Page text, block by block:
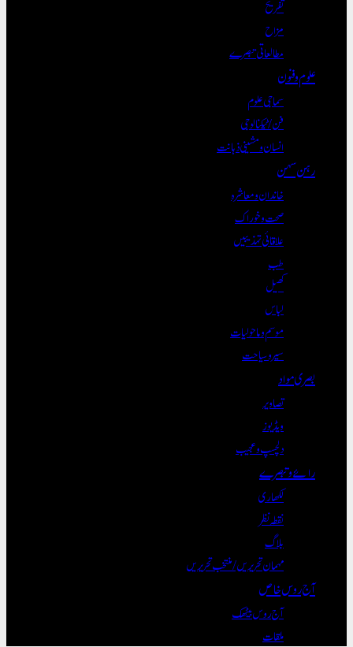
تفریح
مزاح
مطالعاتی تبصرے
علوم و فنون
سماجی علوم
فن/ٹیکنالوجی
انسان و مشینی ذہانت
رہن سہن
خاندان و معاشرہ
صحت و خوراک
علاقائی تہذیبیں
طب
کھیل
لباس
موسم و ماحولیات
سیر و سیاحت
بصری مواد
تصاویر
ویڈیوز
دلچسپ و عجیب
رائے و تبصرے
لکھاری
نقطہ نظر
بلاگ
مہمان تحریریں / منتخب تحریریں
آج روس خاص
آج روس بیٹھک
ملقات